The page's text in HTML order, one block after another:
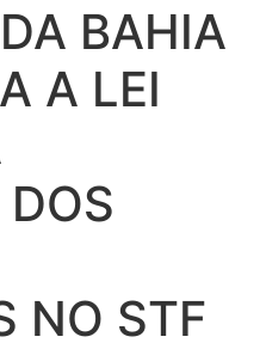
BAHIA
A LEI
NO STF